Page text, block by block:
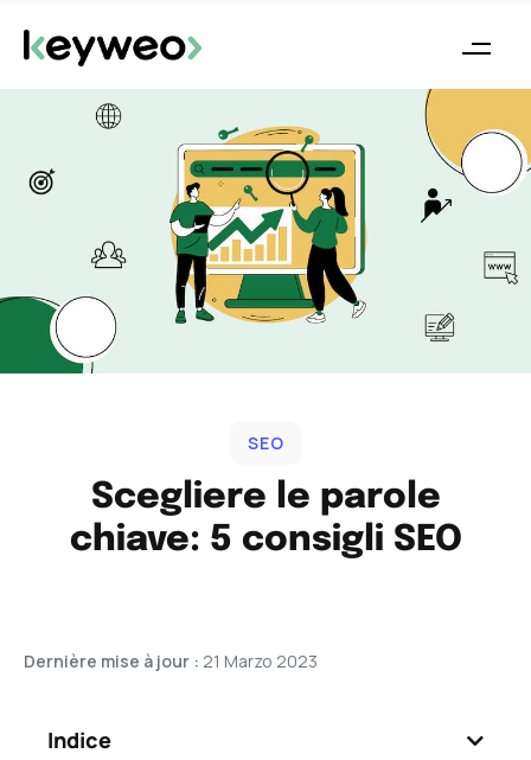
SEO
Scegliere le parole
chiave: 5 consigli SEO
Dernière mise à jour : 21 Marzo 2023
Indice